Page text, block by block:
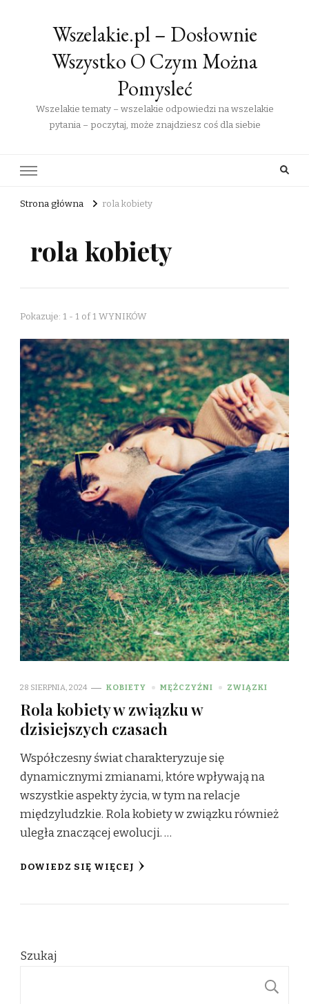
Wszelakie.pl – Dosłownie
Wszystko O Czym Można
Pomysleć
Wszelakie tematy – wszelakie odpowiedzi na wszelakie
pytania – poczytaj, może znajdziesz coś dla siebie
Strona główna rola kobiety
rola kobiety
Pokazuje: 1 - 1 of 1 WYNIKÓW
28 SIERPNIA, 2024 KOBIETY MĘŻCZYŹNI ZWIĄZKI
Rola kobiety w związku w
dzisiejszych czasach
Współczesny świat charakteryzuje się
dynamicznymi zmianami, które wpływają na
wszystkie aspekty życia, w tym na relacje
międzyludzkie. Rola kobiety w związku również
uległa znaczącej ewolucji. …
DOWIEDZ SIĘ WIĘCEJ
Szukaj